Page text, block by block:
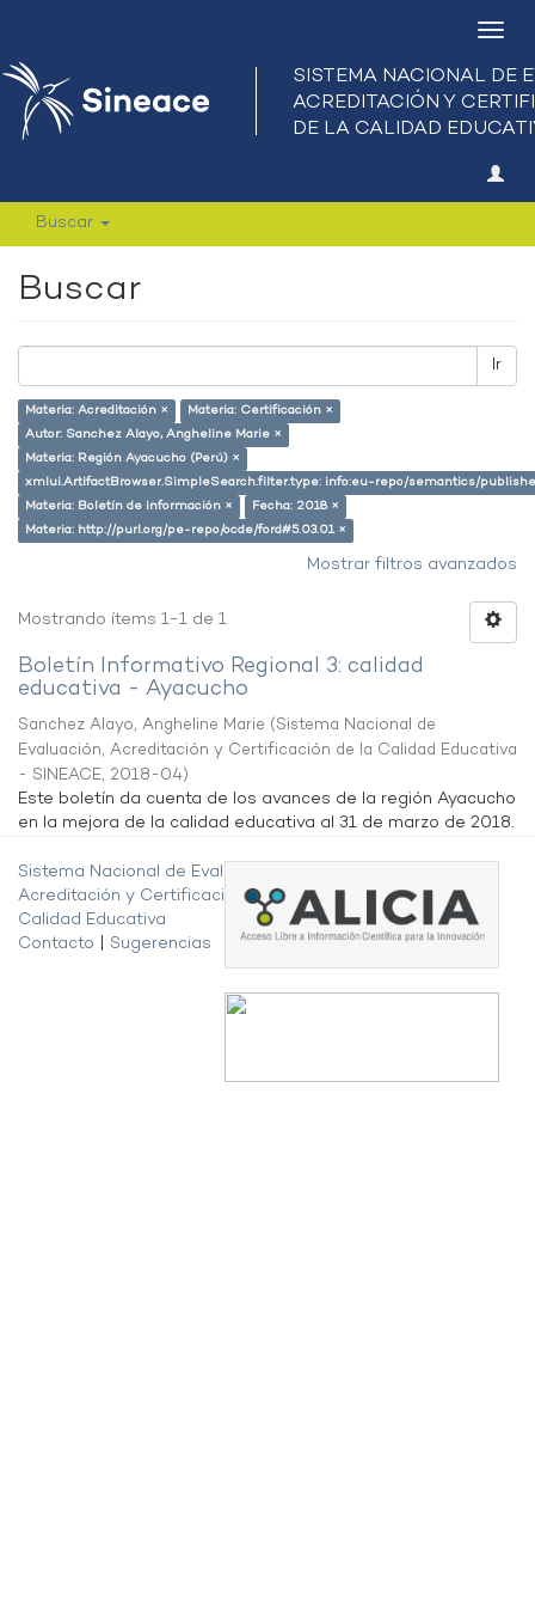
Buscar
Buscar
Ir
Materia: Acreditación ×
Materia: Certificación ×
Autor: Sanchez Alayo, Angheline Marie ×
Materia: Región Ayacucho (Perú) ×
xmlui.ArtifactBrowser.SimpleSearch.filter.type: info:eu-repo/semantics/
Materia: Boletín de información ×
Fecha: 2018 ×
Materia: http://purl.org/pe-repo/ocde/ford#5.03.01 ×
Mostrar filtros avanzados
Mostrando ítems 1-1 de 1
Boletín Informativo Regional 3: calidad
educativa - Ayacucho
Sanchez Alayo, Angheline Marie (Sistema Nacional de
Evaluación, Acreditación y Certificación de la Calidad Educativa
- SINEACE, 2018-04)
Este boletín da cuenta de los avances de la región Ayacucho
en la mejora de la calidad educativa al 31 de marzo de 2018.
Sistema Nacional de Evaluación,
Acreditación y Certificación de la
Calidad Educativa
Contacto
Sugerencias